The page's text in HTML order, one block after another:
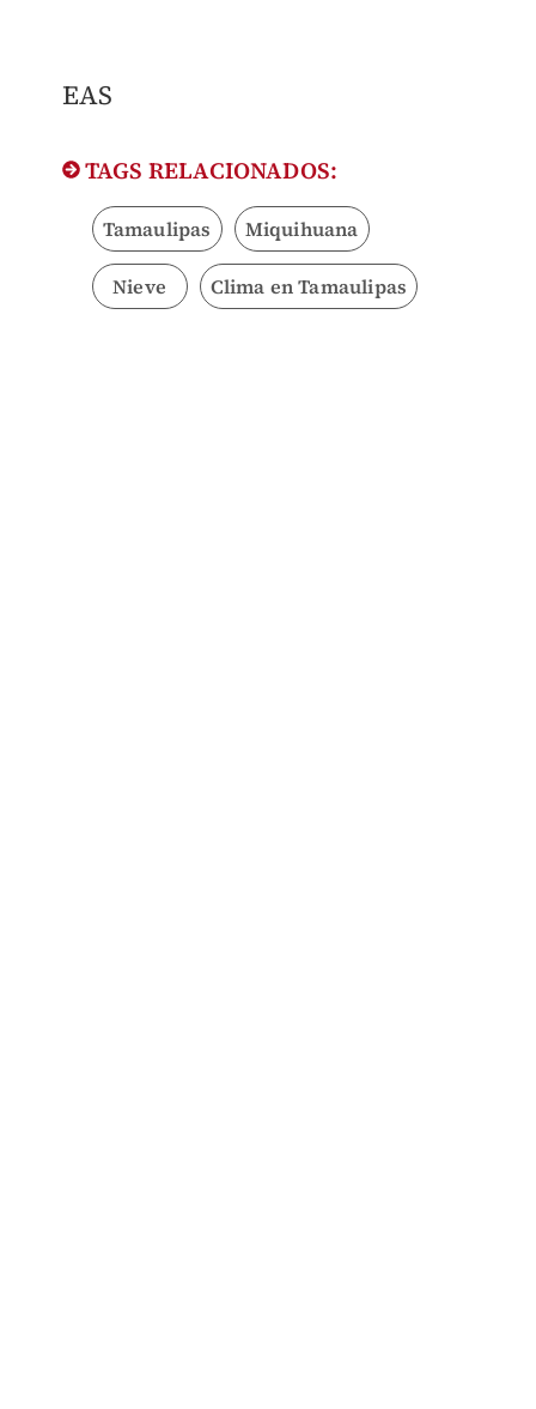
EAS
TAGS RELACIONADOS:
Tamaulipas Miquihuana
Nieve Clima en Tamaulipas